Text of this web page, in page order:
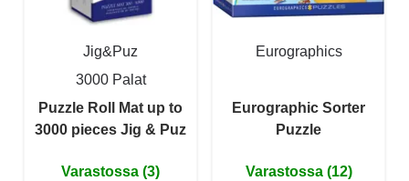
Jig&Puz
3000 Palat
Puzzle Roll Mat up to
3000 pieces Jig & Puz
Varastossa (3)
Eurographics
Eurographic Sorter
Puzzle
Varastossa (12)